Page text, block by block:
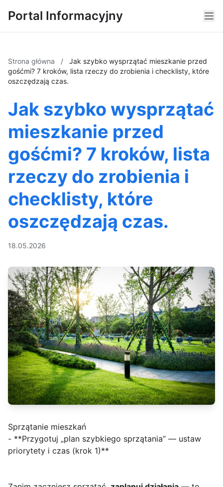
Portal Informacyjny
Strona główna /
Jak szybko wysprzątać mieszkanie przed
gośćmi? 7 kroków, lista rzeczy do zrobienia i checklisty, które
oszczędzają czas.
Jak szybko wysprzątać
mieszkanie przed
gośćmi? 7 kroków, lista
rzeczy do zrobienia i
checklisty, które
oszczędzają czas.
18.05.2026
Sprzątanie mieszkań
- **Przygotuj „plan szybkiego sprzątania” — ustaw
priorytety i czas (krok 1)**